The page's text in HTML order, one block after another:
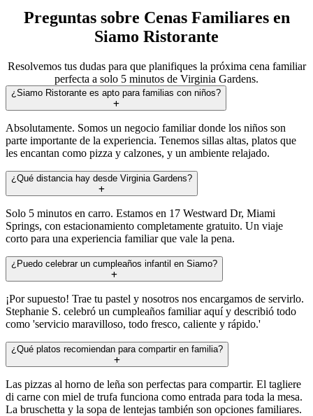
Preguntas sobre Cenas Familiares en
Siamo Ristorante
Resolvemos tus dudas para que planifiques la próxima cena familiar
perfecta a solo 5 minutos de Virginia Gardens.
¿Siamo Ristorante es apto para familias con niños?
Absolutamente. Somos un negocio familiar donde los niños son
parte importante de la experiencia. Tenemos sillas altas, platos que
les encantan como pizza y calzones, y un ambiente relajado.
¿Qué distancia hay desde Virginia Gardens?
Solo 5 minutos en carro. Estamos en 17 Westward Dr, Miami
Springs, con estacionamiento completamente gratuito. Un viaje
corto para una experiencia familiar que vale la pena.
¿Puedo celebrar un cumpleaños infantil en Siamo?
¡Por supuesto! Trae tu pastel y nosotros nos encargamos de servirlo.
Stephanie S. celebró un cumpleaños familiar aquí y describió todo
como 'servicio maravilloso, todo fresco, caliente y rápido.'
¿Qué platos recomiendan para compartir en familia?
Las pizzas al horno de leña son perfectas para compartir. El tagliere
di carne con miel de trufa funciona como entrada para toda la mesa.
La bruschetta y la sopa de lentejas también son opciones familiares.